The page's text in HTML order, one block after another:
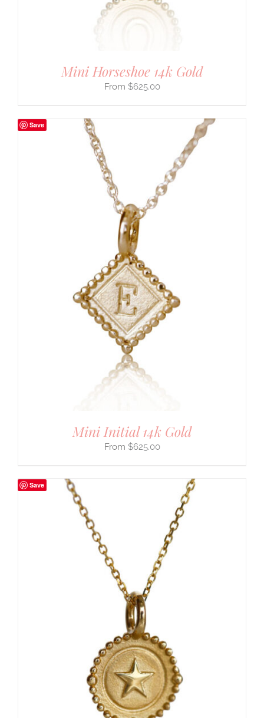
Mini Horseshoe 14k Gold
$625.00
Save
Mini Initial 14k Gold
$625.00
Save